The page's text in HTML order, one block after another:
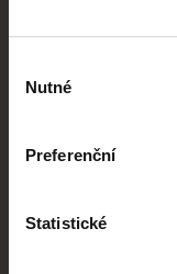
souhlasu
Nutné
Preferenční
Statistické